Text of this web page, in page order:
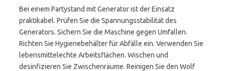
Bei einem Partystand mit Generator ist der Einsatz
praktikabel. Prüfen Sie die Spannungsstabilität des
Generators. Sichern Sie die Maschine gegen Umfallen.
Richten Sie Hygienebehälter für Abfälle ein. Verwenden Sie
lebensmittelechte Arbeitsflächen. Wischen und
desinfizieren Sie Zwischenräume. Reinigen Sie den Wolf